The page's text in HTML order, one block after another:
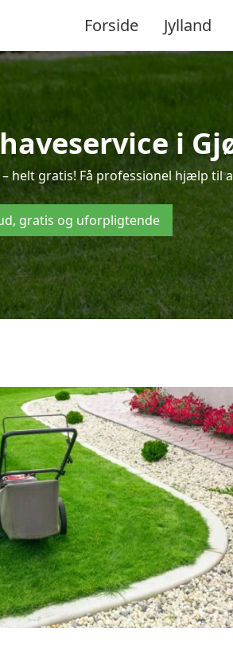
Forside Jylland
i
helt gratis! Få professionel hjælp til
gratis og uforpligtende